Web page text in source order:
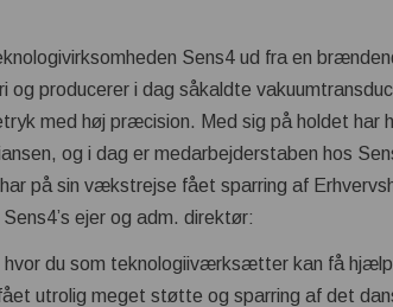
Sens4 ud fra en
producerer i dag såkaldte
med høj præcision. Med sig på holdet har
og i dag er medarbejderstaben hos
har på sin vækstrejse fået sparring af
ejer og adm. direktør:
du som teknologiiværksætter kan få
utrolig meget støtte og sparring af det